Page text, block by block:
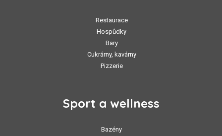
Restaurace
Hospůdky
Bary
Cukrárny, kavárny
Pizzerie
Sport a wellness
Bazény